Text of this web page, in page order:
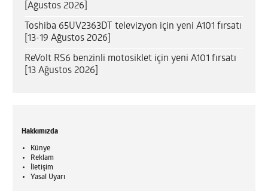
[Ağustos 2026]
Toshiba 65UV2363DT televizyon için yeni A101 fırsatı
[13-19 Ağustos 2026]
ReVolt RS6 benzinli motosiklet için yeni A101 fırsatı
[13 Ağustos 2026]
Hakkımızda
Künye
Reklam
İletişim
Yasal Uyarı